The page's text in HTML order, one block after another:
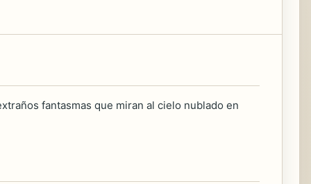
fantasmas que miran al cielo nublado en